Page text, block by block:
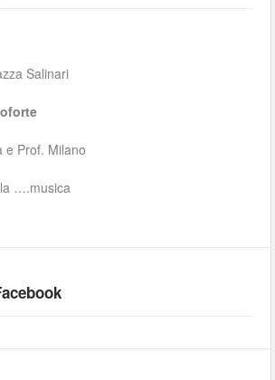
Salinari
e Prof. Milano
….musica